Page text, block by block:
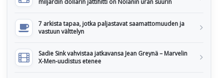
7 arkista tapaa, jotka paljastavat saamattomuuden ja
vastuun välttelyn
Sadie Sink vahvistaa jatkavansa Jean Greynä – Marvelin
X-Men-uudistus etenee